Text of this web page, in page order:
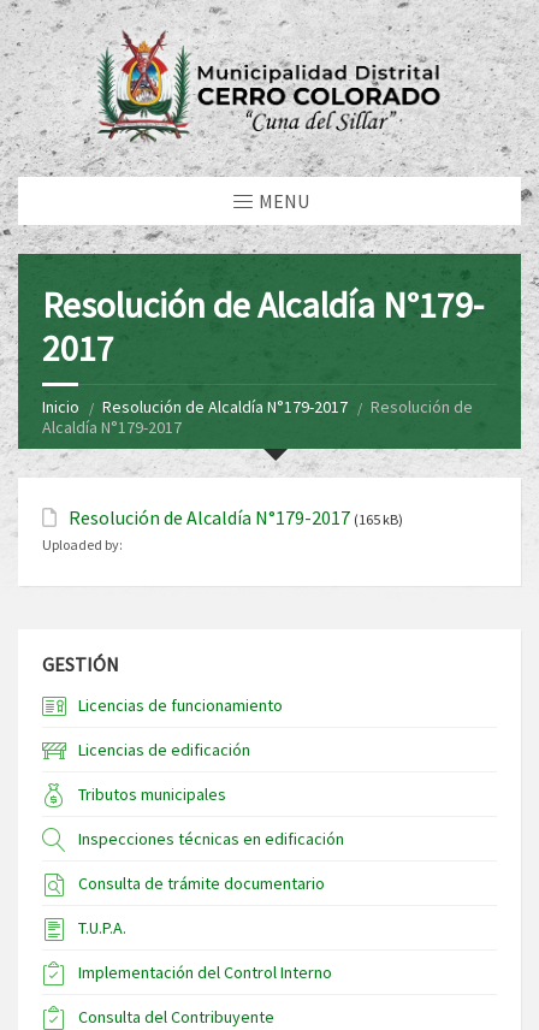
MENU
Resolución de Alcaldía N°179-
2017
Inicio Resolución de Alcaldía N°179-2017
Resolución de
Alcaldía N°179-2017
Resolución de Alcaldía N°179-2017 (165 kB)
Uploaded by:
GESTIÓN
Licencias de funcionamiento
Licencias de edificación
Tributos municipales
Inspecciones técnicas en edificación
Consulta de trámite documentario
T.U.P.A.
Implementación del Control Interno
Consulta del Contribuyente